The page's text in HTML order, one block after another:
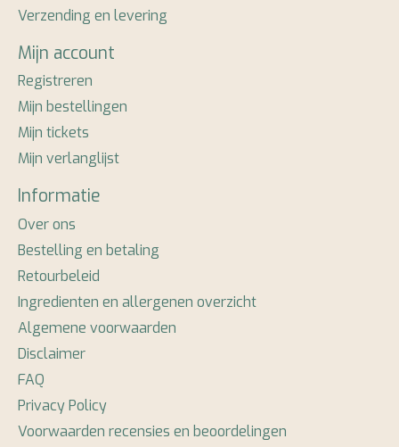
Verzending en levering
Mijn account
Registreren
Mijn bestellingen
Mijn tickets
Mijn verlanglijst
Informatie
Over ons
Bestelling en betaling
Retourbeleid
Ingredienten en allergenen overzicht
Algemene voorwaarden
Disclaimer
FAQ
Privacy Policy
Voorwaarden recensies en beoordelingen